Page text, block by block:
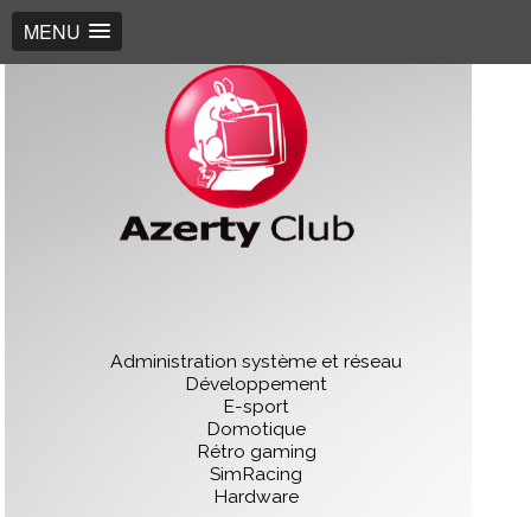
MENU
Administration système et réseau
Développement
E-sport
Domotique
Rétro gaming
SimRacing
Hardware